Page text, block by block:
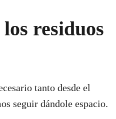
residuos
tanto desde el
seguir dándole espacio.